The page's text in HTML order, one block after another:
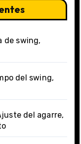
de swing,
del swing,
del agarre,